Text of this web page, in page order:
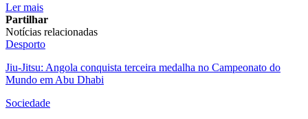
Ler mais
Partilhar
Notícias relacionadas
Desporto
Jiu-Jitsu: Angola conquista terceira medalha no Campeonato do
Mundo em Abu Dhabi
Sociedade